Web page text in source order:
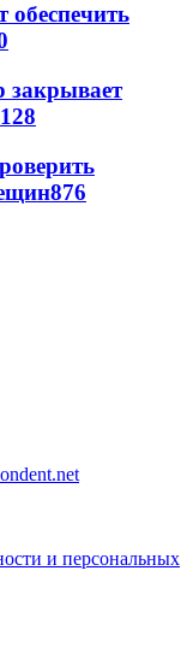
обеспечить
закрывает
876
и персональных